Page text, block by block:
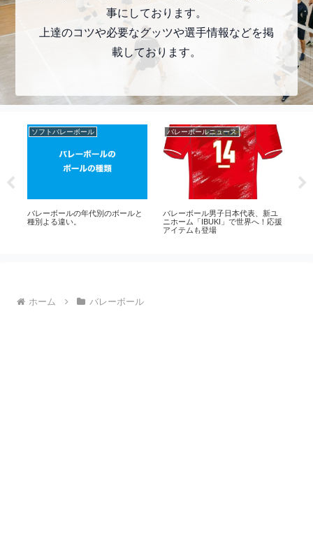
事にしております。
上達のコツや必要なグッツや選手情報などを掲
載しております。
ソフトバレーボール
バレーボールの年代別のボールと
種別よる違い。
バレーボールニュース
バレーボール男子日本代表、新ユ
ニホーム「IBUKI」で世界へ！応援
アイテムも登場
ホーム バレーボール